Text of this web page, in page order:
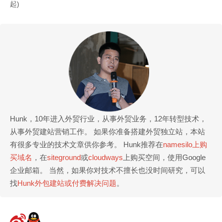
Hunk，10年进入外贸行业，从事外贸业务，12年转型技术，
从事外贸建站营销工作。 如果你准备搭建外贸独立站，本站
有很多专业的技术文章供你参考。 Hunk推荐在namesilo上购
买域名 ，在siteground或cloudways 上购买空间，使用Google
企业邮箱。 当然，如果你对技术不擅长也没时间研究，可以
找Hunk外包建站或付费解决问题。